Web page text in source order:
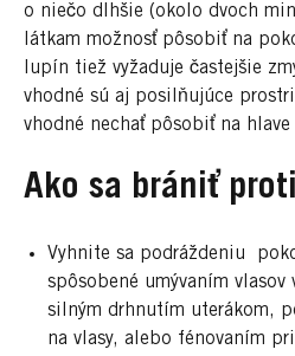
o niečo dlhšie (okolo dvoch
látkam možnosť pôsobiť na
lupín tiež vyžaduje častejšie
vhodné sú aj posilňujúce
vhodné nechať pôsobiť na
Ako sa brániť
Vyhnite sa podráždeniu
spôsobené umývaním vlasov
silným drhnutím uterákom,
na vlasy, alebo fénovaním